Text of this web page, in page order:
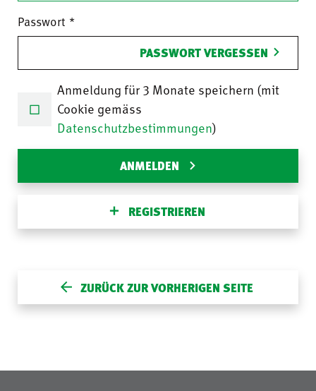
Passwort
PASSWORT VERGESSEN
Anmeldung für 3 Monate speichern (mit
Cookie gemäss
Datenschutzbestimmungen)
ANMELDEN
REGISTRIEREN
ZURÜCK ZUR VORHERIGEN SEITE